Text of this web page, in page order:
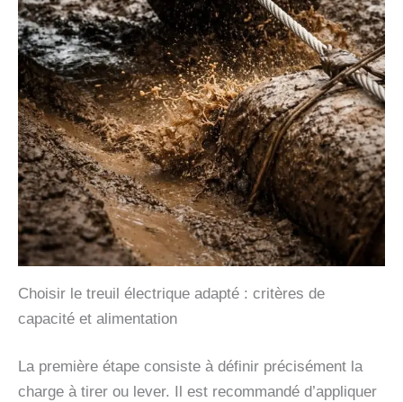
Choisir le treuil électrique adapté : critères de
capacité et alimentation
La première étape consiste à définir précisément la
charge à tirer ou lever. Il est recommandé d’appliquer